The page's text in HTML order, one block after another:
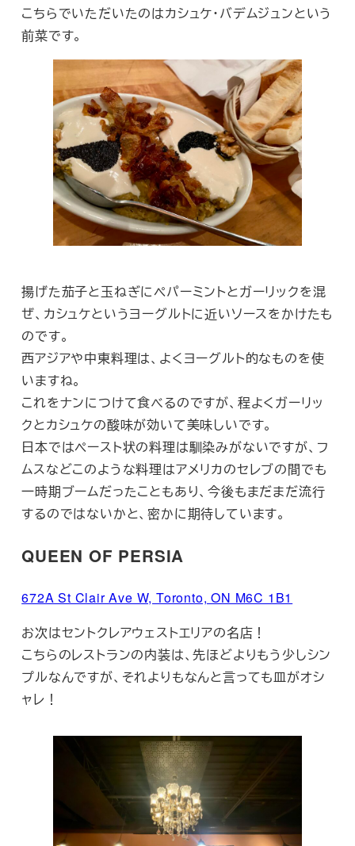
こちらでいただいたのはカシュケ・バデムジュンという
前菜です。
揚げた茄子と玉ねぎにペパーミントとガーリックを混
ぜ、カシュケというヨーグルトに近いソースをかけたも
のです。
西アジアや中東料理は、よくヨーグルト的なものを使
いますね。
これをナンにつけて食べるのですが、程よくガーリッ
クとカシュケの酸味が効いて美味しいです。
日本ではペースト状の料理は馴染みがないですが、フ
ムスなどこのような料理はアメリカのセレブの間でも
一時期ブームだったこともあり、今後もまだまだ流行
するのではないかと、密かに期待しています。
QUEEN OF PERSIA
672A St Clair Ave W, Toronto, ON M6C 1B1
お次はセントクレアウェストエリアの名店！
こちらのレストランの内装は、先ほどよりもう少しシン
プルなんですが、それよりもなんと言っても皿がオシ
ャレ！